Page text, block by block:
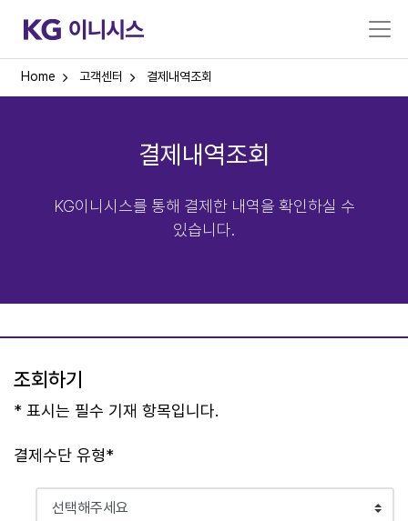
Home 고객센터 결제내역조회
결제내역조회
KG이니시스를 통해 결제한 내역을 확인하실 수
있습니다.
조회하기
* 표시는 필수 기재 항목입니다.
결제수단 유형*